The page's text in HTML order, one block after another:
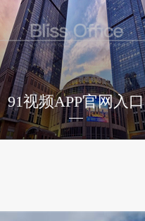
91视频APP官网入口